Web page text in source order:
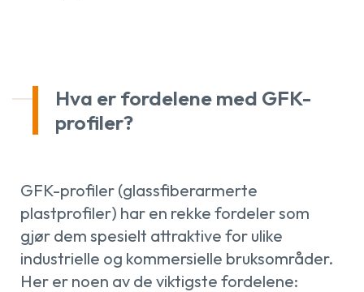
Hva er fordelene med GFK-
profiler?
GFK-profiler (glassfiberarmerte
plastprofiler) har en rekke fordeler som
gjør dem spesielt attraktive for ulike
industrielle og kommersielle bruksområder.
Her er noen av de viktigste fordelene: